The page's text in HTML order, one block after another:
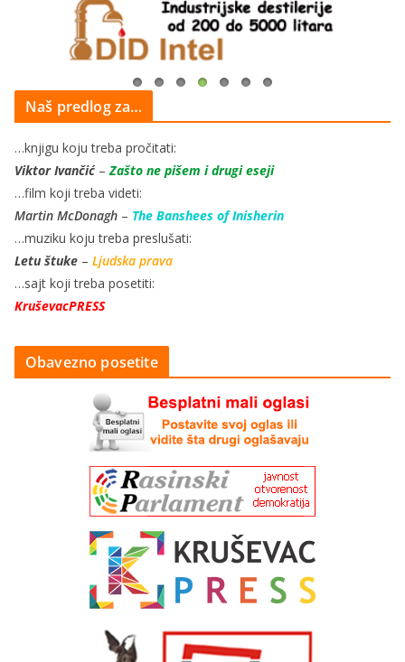
Naš predlog za…
…knjigu koju treba pročitati:
Viktor Ivančić–Zašto ne pišem i drugi eseji
…film koji treba videti:
Martin McDonagh – The Banshees of Inisherin
…muziku koju treba preslušati:
Letu štuke – Ljudska prava
…sajt koji treba posetiti:
KruševacPRESS
Obavezno posetite